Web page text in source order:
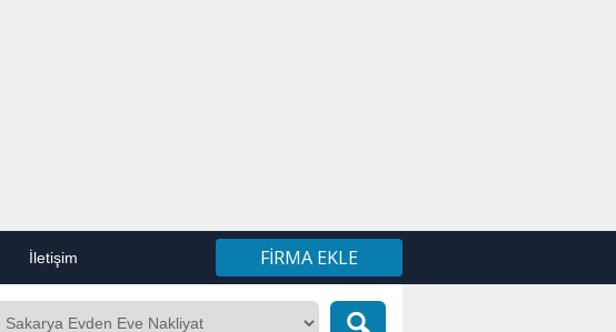
İletişim FIRMA EKLE